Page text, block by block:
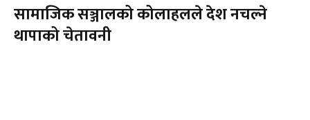
सामाजिक सञ्जालको कोलाहलले देश नचल्ने
थापाको चेतावनी